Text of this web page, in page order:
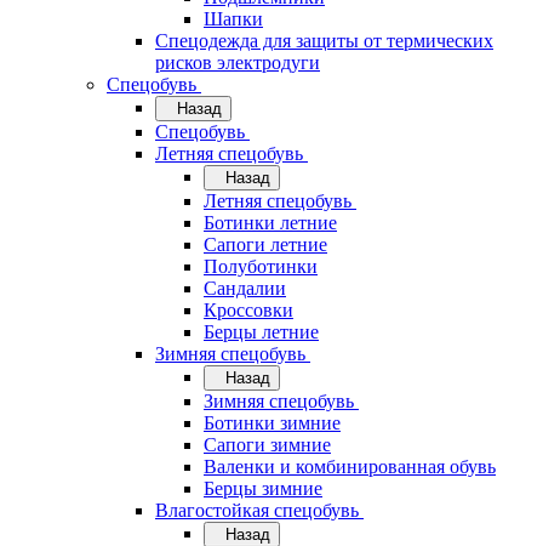
Шапки
Спецодежда для защиты от термических
рисков электродуги
Спецобувь
Назад
Спецобувь
Летняя спецобувь
Назад
Летняя спецобувь
Ботинки летние
Сапоги летние
Полуботинки
Сандалии
Кроссовки
Берцы летние
Зимняя спецобувь
Назад
Зимняя спецобувь
Ботинки зимние
Сапоги зимние
Валенки и комбинированная обувь
Берцы зимние
Влагостойкая спецобувь
Назад